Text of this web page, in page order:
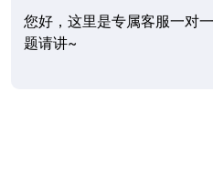
您好，这里是专属客服一对
题请讲~